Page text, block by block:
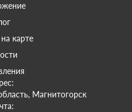
карте
Магнитогорск